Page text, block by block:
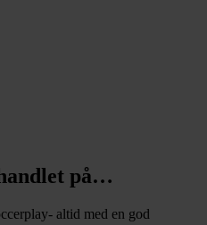
på…
altid med en god